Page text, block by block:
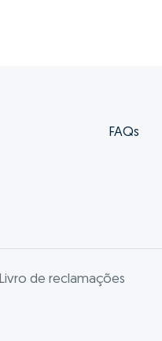
FAQs
Livro de reclamações